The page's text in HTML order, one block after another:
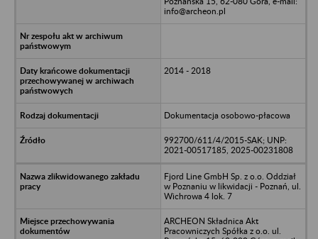
info@archeon.pl
2014 - 2018
Dokumentacja osobowo-płacowa
992700/611/4/2015-SAK; UNP:
2021-00517185, 2025-00231808
Fjord Line GmbH Sp. z o.o. Oddział
w Poznaniu w likwidacji - Poznań, ul.
Wichrowa 4 lok. 7
ARCHEON Składnica Akt
Pracowniczych Spółka z o.o. ul.